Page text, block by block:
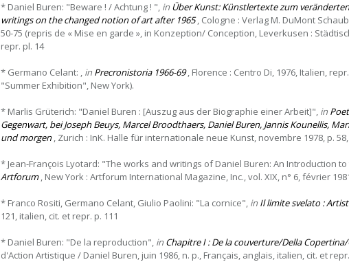
* Daniel Buren: "Beware ! / Achtung ! ", in Über Kunst: Künstlertexte zum
writings on the changed notion of art after 1965, Cologne : Verlag M. DuMont
50-75 (repris de « Mise en garde », in Konzeption/ Conception, Leverkusen :
repr. pl. 14
* Germano Celant: , in Precronistoria 1966-69, Florence : Centro Di, 1976, Italien,
"Summer Exhibition", New York).
* Marlis Grüterich: "Daniel Buren : [Auszug aus der Biographie einer Arbeit]", in
Gegenwart, bei Joseph Beuys, Marcel Broodthaers, Daniel Buren, Jannis Kounellis,
und morgen, Zurich : InK. Halle für internationale neue Kunst, novembre 1978, p.
* Jean-François Lyotard: "The works and writings of Daniel Buren: An Introduction
Artforum, New York : Artforum International Magazine, Inc., vol. XIX, n° 6, février
* Franco Rositi, Germano Celant, Giulio Paolini: "La cornice", in Il limite svelato :
121, italien, cit. et repr. p. 111
* Daniel Buren: "De la reproduction", in Chapitre I : De la couverture/Della
d'Action Artistique / Daniel Buren, juin 1986, n. p., Français, anglais, italien, cit. et